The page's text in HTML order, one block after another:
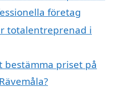
företag
totalentreprenad i
priset på